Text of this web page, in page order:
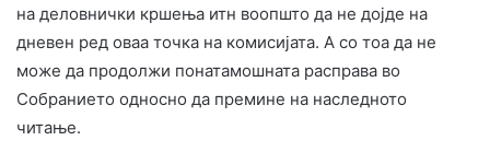
на деловнички кршења итн воопшто да не дојде на
дневен ред оваа точка на комисијата. А со тоа да не
може да продолжи понатамошната расправа во
Собранието односно да премине на наследното
читање.